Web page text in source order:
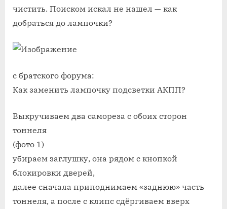
чистить. Поиском искал не нашел — как
добраться до лампочки?
с братского форума:
Как заменить лампочку подсветки АКПП?
Выкручиваем два самореза с обоих сторон
тоннеля
(фото 1)
убираем заглушку, она рядом с кнопкой
блокировки дверей,
далее сначала приподнимаем «заднюю» часть
тоннеля, а после с клипс сдёргиваем вверх